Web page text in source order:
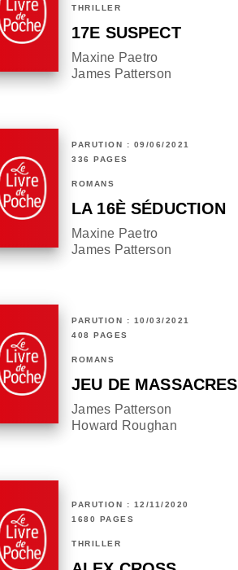
THRILLER
17E SUSPECT
Maxine Paetro
James Patterson
PARUTION : 09/06/2021
336 PAGES
ROMANS
LA 16È SÉDUCTION
Maxine Paetro
James Patterson
PARUTION : 10/03/2021
408 PAGES
ROMANS
JEU DE MASSACRES
James Patterson
Howard Roughan
PARUTION : 12/11/2020
1680 PAGES
THRILLER